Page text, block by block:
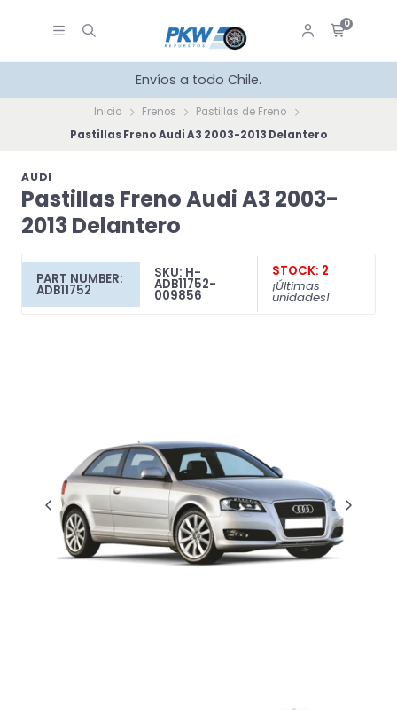
0
Envíos a todo Chile.
Inicio Frenos
Pastillas de Freno
Pastillas Freno Audi A3 2003-2013 Delantero
AUDI
Pastillas Freno Audi A3 2003-
2013 Delantero
PART NUMBER:
ADB11752
SKU: H-
ADB11752-
009856
STOCK: 2
¡Últimas
unidades!